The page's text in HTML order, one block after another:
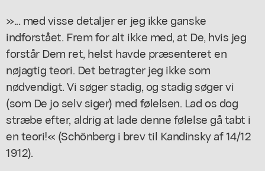
»... med visse detaljer er jeg ikke ganske
indforstået. Frem for alt ikke med, at De, hvis jeg
forstår Dem ret, helst havde præsenteret en
nøjagtig teori. Det betragter jeg ikke som
nødvendigt. Vi søger stadig, og stadig søger vi
(som De jo selv siger) med følelsen. Lad os dog
stræbe efter, aldrig at lade denne følelse gå tabt i
en teori!« (Schönberg i brev til Kandinsky af 14/12
1912).